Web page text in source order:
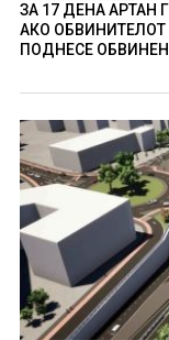
ЗА 17 ДЕНА АРТАН
АКО
ПОДНЕСЕ